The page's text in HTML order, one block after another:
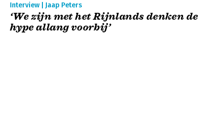
Interview | Jaap Peters
‘We zijn met het Rijnlands denken de
hype allang voorbij’